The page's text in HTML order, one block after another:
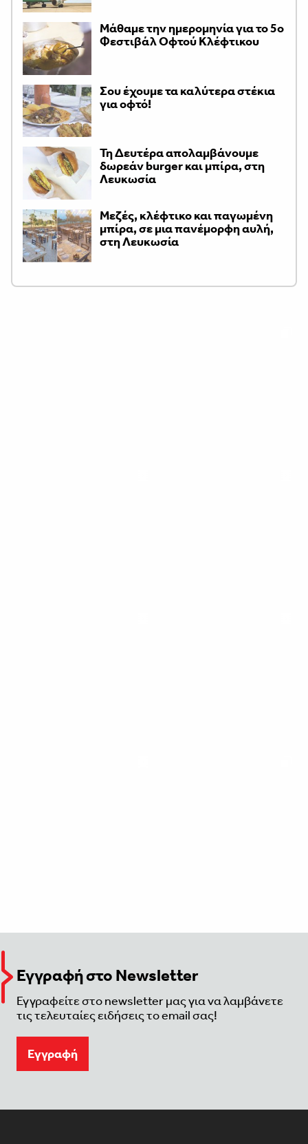
Μάθαμε την ημερομηνία για το 5ο
Φεστιβάλ Οφτού Κλέφτικου
Σου έχουμε τα καλύτερα στέκια
για οφτό!
Τη Δευτέρα απολαμβάνουμε
δωρεάν burger και μπίρα, στη
Λευκωσία
Μεζές, κλέφτικο και παγωμένη
μπίρα, σε μια πανέμορφη αυλή,
στη Λευκωσία
Εγγραφή στο Newsletter
Εγγραφείτε στο newsletter μας για να λαμβάνετε
τις τελευταίες ειδήσεις το email σας!
Eγγραφή